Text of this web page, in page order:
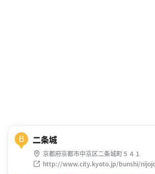
B 二条城
京都府京都市中京区二条城町５４１
http://www.city.kyoto.jp/bunshi/